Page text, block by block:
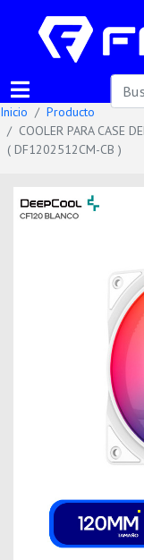
Inicio
Producto
COOLER PARA CASE
( DF1202512CM-CB )